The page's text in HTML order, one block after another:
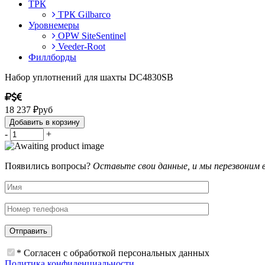
ТРК
ТРК Gilbarco
Уровнемеры
OPW SiteSentinel
Veeder-Root
Филлборды
Набор уплотнений для шахты DC4830SB
18 237 ₽руб
Добавить в корзину
- +
Появились вопросы? Оставьте свои данные, и мы перезвоним
* Согласен с обработкой персональных данных